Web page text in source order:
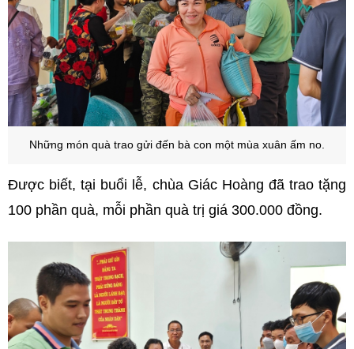
Những món quà trao gửi đến bà con một mùa xuân ấm no.
Được biết, tại buổi lễ, chùa Giác Hoàng đã trao tặng
100 phần quà, mỗi phần quà trị giá 300.000 đồng.